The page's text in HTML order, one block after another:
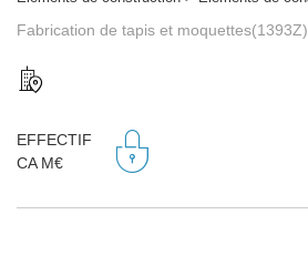
Fabrication de tapis et moquettes(1393Z)
EFFECTIF
CA M€